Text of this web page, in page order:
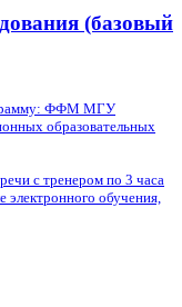
(базовый
ФФМ МГУ
образовательных
с тренером по 3 часа
электронного обучения,